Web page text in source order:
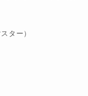
ター）